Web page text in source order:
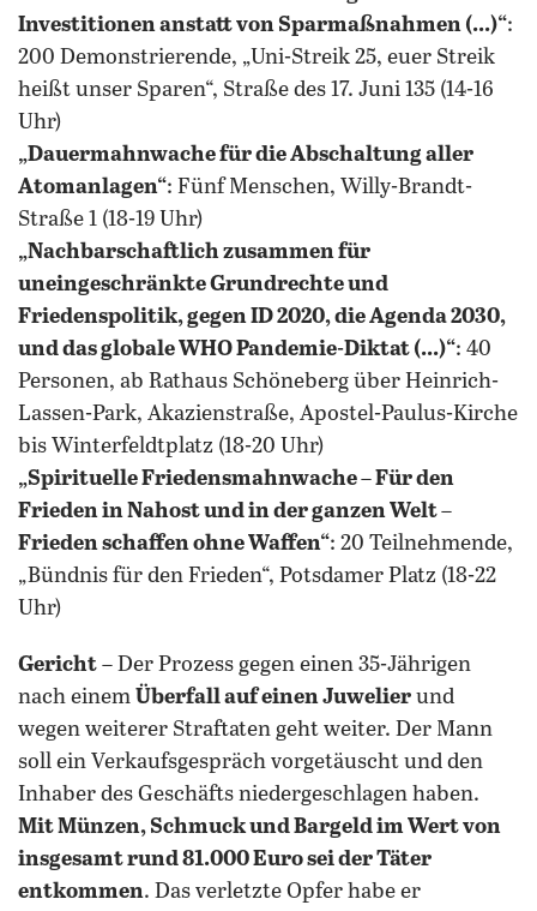
Investitionen anstatt von Sparmaßnahmen (...)“:
200 Demonstrierende, „Uni-Streik 25, euer Streik
heißt unser Sparen“, Straße des 17. Juni 135 (14-16
Uhr)
„Dauermahnwache für die Abschaltung aller
Atomanlagen“: Fünf Menschen, Willy-Brandt-
Straße 1 (18-19 Uhr)
„Nachbarschaftlich zusammen für
uneingeschränkte Grundrechte und
Friedenspolitik, gegen ID 2020, die Agenda 2030,
und das globale WHO Pandemie-Diktat (...)“: 40
Personen, ab Rathaus Schöneberg über Heinrich-
Lassen-Park, Akazienstraße, Apostel-Paulus-Kirche
bis Winterfeldtplatz (18-20 Uhr)
„Spirituelle Friedensmahnwache – Für den
Frieden in Nahost und in der ganzen Welt –
Frieden schaffen ohne Waffen“: 20 Teilnehmende,
„Bündnis für den Frieden“, Potsdamer Platz (18-22
Uhr)
Gericht – Der Prozess gegen einen 35-Jährigen
nach einem Überfall auf einen Juwelier und
wegen weiterer Straftaten geht weiter. Der Mann
soll ein Verkaufsgespräch vorgetäuscht und den
Inhaber des Geschäfts niedergeschlagen haben.
Mit Münzen, Schmuck und Bargeld im Wert von
insgesamt rund 81.000 Euro sei der Täter
entkommen. Das verletzte Opfer habe er